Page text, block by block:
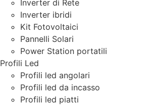
Inverter di Rete
Inverter ibridi
Kit Fotovoltaici
Pannelli Solari
Power Station portatili
Profili Led
Profili led angolari
Profili led da incasso
Profili led piatti